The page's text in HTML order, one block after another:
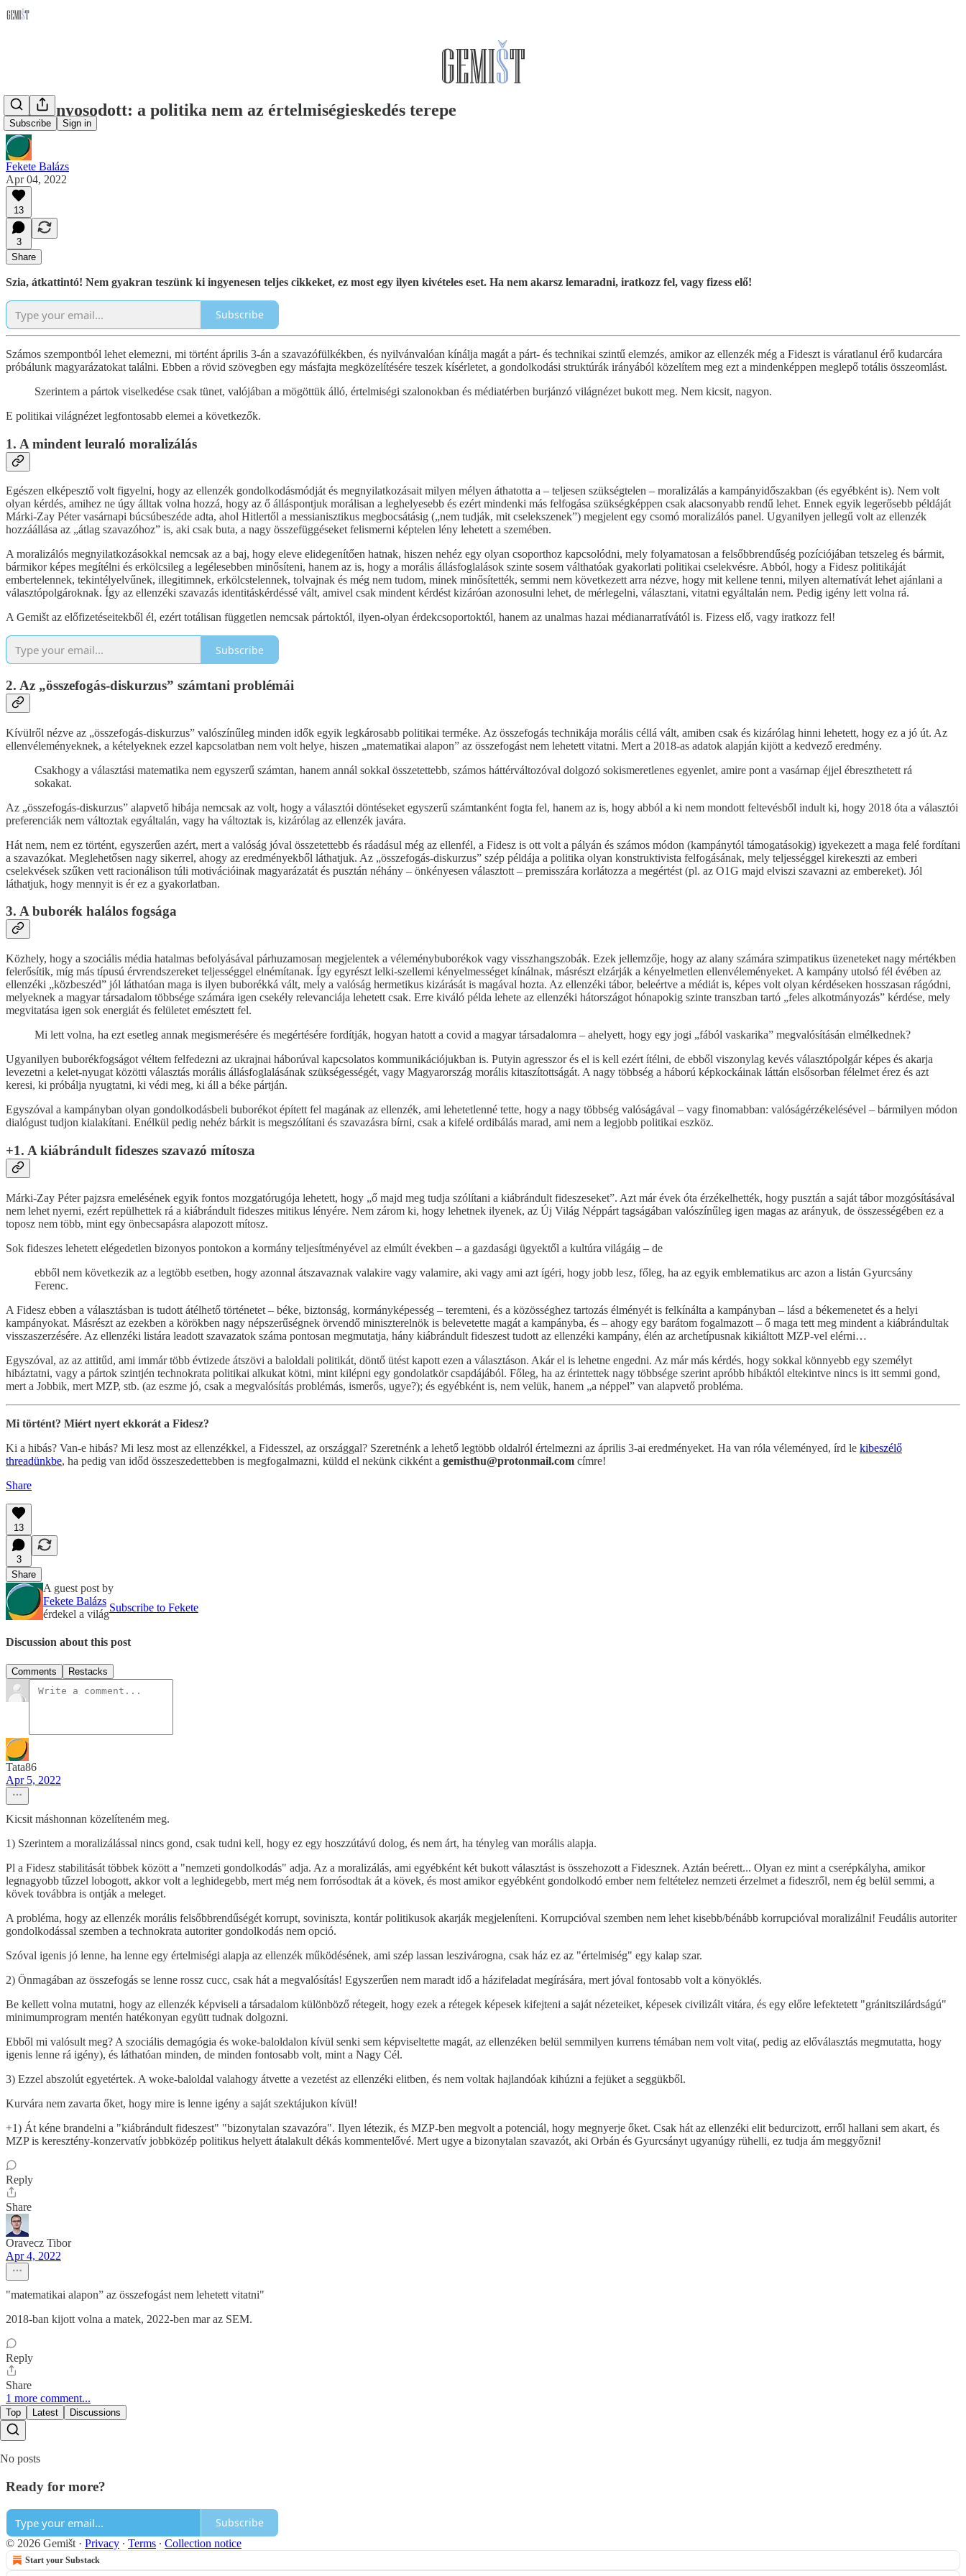
Subscribe Sign in
Bebizonyosodott: a politika nem az értelmiségieskedés terepe
Fekete Balázs
Apr 04, 2022
13
3
Share
Szia, átkattintó! Nem gyakran teszünk ki ingyenesen teljes cikkeket, ez most egy ilyen kivételes eset. Ha nem akarsz lemaradni, iratkozz fel, vagy fizess elő!
Subscribe
Számos szempontból lehet elemezni, mi történt április 3-án a szavazófülkékben, és nyilvánvalóan kínálja magát a párt- és technikai szintű elemzés, amikor az ellenzék még a Fideszt is váratlanul érő kudarcára
próbálunk magyarázatokat találni. Ebben a rövid szövegben egy másfajta megközelítésére teszek kísérletet, a gondolkodási struktúrák irányából közelítem meg ezt a mindenképpen meglepő totális összeomlást.
Szerintem a pártok viselkedése csak tünet, valójában a mögöttük álló, értelmiségi szalonokban és médiatérben burjánzó világnézet bukott meg. Nem kicsit, nagyon.
E politikai világnézet legfontosabb elemei a következők.
1. A mindent leuraló moralizálás
Egészen elképesztő volt figyelni, hogy az ellenzék gondolkodásmódját és megnyilatkozásait milyen mélyen áthatotta a – teljesen szükségtelen – moralizálás a kampányidőszakban (és egyébként is). Nem volt
olyan kérdés, amihez ne úgy álltak volna hozzá, hogy az ő álláspontjuk morálisan a leghelyesebb és ezért mindenki más felfogása szükségképpen csak alacsonyabb rendű lehet. Ennek egyik legerősebb példáját
Márki-Zay Péter vasárnapi búcsúbeszéde adta, ahol Hitlertől a messianisztikus megbocsátásig („nem tudják, mit cselekszenek”) megjelent egy csomó moralizálós panel. Ugyanilyen jellegű volt az ellenzék
hozzáállása az „átlag szavazóhoz” is, aki csak buta, a nagy összefüggéseket felismerni képtelen lény lehetett a szemében.
A moralizálós megnyilatkozásokkal nemcsak az a baj, hogy eleve elidegenítően hatnak, hiszen nehéz egy olyan csoporthoz kapcsolódni, mely folyamatosan a felsőbbrendűség pozíciójában tetszeleg és bármit,
bármikor képes megítélni és erkölcsileg a legélesebben minősíteni, hanem az is, hogy a morális állásfoglalások szinte sosem válthatóak gyakorlati politikai cselekvésre. Abból, hogy a Fidesz politikáját
embertelennek, tekintélyelvűnek, illegitimnek, erkölcstelennek, tolvajnak és még nem tudom, minek minősítették, semmi nem következett arra nézve, hogy mit kellene tenni, milyen alternatívát lehet ajánlani a
választópolgároknak. Így az ellenzéki szavazás identitáskérdéssé vált, amivel csak mindent kérdést kizáróan azonosulni lehet, de mérlegelni, választani, vitatni egyáltalán nem. Pedig igény lett volna rá.
A Gemišt az előfizetéseitekből él, ezért totálisan független nemcsak pártoktól, ilyen-olyan érdekcsoportoktól, hanem az unalmas hazai médianarratívától is. Fizess elő, vagy iratkozz fel!
Subscribe
2. Az „összefogás-diskurzus” számtani problémái
Kívülről nézve az „összefogás-diskurzus” valószínűleg minden idők egyik legkárosabb politikai terméke. Az összefogás technikája morális céllá vált, amiben csak és kizárólag hinni lehetett, hogy ez a jó út. Az
ellenvéleményeknek, a kételyeknek ezzel kapcsolatban nem volt helye, hiszen „matematikai alapon” az összefogást nem lehetett vitatni. Mert a 2018-as adatok alapján kijött a kedvező eredmény.
Csakhogy a választási matematika nem egyszerű számtan, hanem annál sokkal összetettebb, számos háttérváltozóval dolgozó sokismeretlenes egyenlet, amire pont a vasárnap éjjel ébreszthetett rá
sokakat.
Az „összefogás-diskurzus” alapvető hibája nemcsak az volt, hogy a választói döntéseket egyszerű számtanként fogta fel, hanem az is, hogy abból a ki nem mondott feltevésből indult ki, hogy 2018 óta a választói
preferenciák nem változtak egyáltalán, vagy ha változtak is, kizárólag az ellenzék javára.
Hát nem, nem ez történt, egyszerűen azért, mert a valóság jóval összetettebb és ráadásul még az ellenfél, a Fidesz is ott volt a pályán és számos módon (kampánytól támogatásokig) igyekezett a maga felé fordítani
a szavazókat. Meglehetősen nagy sikerrel, ahogy az eredményekből láthatjuk. Az „összefogás-diskurzus” szép példája a politika olyan konstruktivista felfogásának, mely teljességgel kirekeszti az emberi
cselekvések szűken vett racionálison túli motivációinak magyarázatát és pusztán néhány – önkényesen választott – premisszára korlátozza a megértést (pl. az O1G majd elviszi szavazni az embereket). Jól
láthatjuk, hogy mennyit is ér ez a gyakorlatban.
3. A buborék halálos fogsága
Közhely, hogy a szociális média hatalmas befolyásával párhuzamosan megjelentek a véleménybuborékok vagy visszhangszobák. Ezek jellemzője, hogy az alany számára szimpatikus üzeneteket nagy mértékben
felerősítik, míg más típusú érvrendszereket teljességgel elnémítanak. Így egyrészt lelki-szellemi kényelmességet kínálnak, másrészt elzárják a kényelmetlen ellenvéleményeket. A kampány utolsó fél évében az
ellenzéki „közbeszéd” jól láthatóan maga is ilyen buborékká vált, mely a valóság hermetikus kizárását is magával hozta. Az ellenzéki tábor, beleértve a médiát is, képes volt olyan kérdéseken hosszasan rágódni,
melyeknek a magyar társadalom többsége számára igen csekély relevanciája lehetett csak. Erre kiváló példa lehete az ellenzéki hátországot hónapokig szinte transzban tartó „feles alkotmányozás” kérdése, mely
megvitatása igen sok energiát és felületet emésztett fel.
Mi lett volna, ha ezt esetleg annak megismerésére és megértésére fordítják, hogyan hatott a covid a magyar társadalomra – ahelyett, hogy egy jogi „fából vaskarika” megvalósításán elmélkednek?
Ugyanilyen buborékfogságot véltem felfedezni az ukrajnai háborúval kapcsolatos kommunikációjukban is. Putyin agresszor és el is kell ezért ítélni, de ebből viszonylag kevés választópolgár képes és akarja
levezetni a kelet-nyugat közötti választás morális állásfoglalásának szükségességét, vagy Magyarország morális kitaszítottságát. A nagy többség a háború képkockáinak láttán elsősorban félelmet érez és azt
keresi, ki próbálja nyugtatni, ki védi meg, ki áll a béke pártján.
Egyszóval a kampányban olyan gondolkodásbeli buborékot épített fel magának az ellenzék, ami lehetetlenné tette, hogy a nagy többség valóságával – vagy finomabban: valóságérzékelésével – bármilyen módon
dialógust tudjon kialakítani. Enélkül pedig nehéz bárkit is megszólítani és szavazásra bírni, csak a kifelé ordibálás marad, ami nem a legjobb politikai eszköz.
+1. A kiábrándult fideszes szavazó mítosza
Márki-Zay Péter pajzsra emelésének egyik fontos mozgatórugója lehetett, hogy „ő majd meg tudja szólítani a kiábrándult fideszeseket”. Azt már évek óta érzékelhették, hogy pusztán a saját tábor mozgósításával
nem lehet nyerni, ezért repülhettek rá a kiábrándult fideszes mitikus lényére. Nem zárom ki, hogy lehetnek ilyenek, az Új Világ Néppárt tagságában valószínűleg igen magas az arányuk, de összességében ez a
toposz nem több, mint egy önbecsapásra alapozott mítosz.
Sok fideszes lehetett elégedetlen bizonyos pontokon a kormány teljesítményével az elmúlt években – a gazdasági ügyektől a kultúra világáig – de
ebből nem következik az a legtöbb esetben, hogy azonnal átszavaznak valakire vagy valamire, aki vagy ami azt ígéri, hogy jobb lesz, főleg, ha az egyik emblematikus arc azon a listán Gyurcsány
Ferenc.
A Fidesz ebben a választásban is tudott átélhető történetet – béke, biztonság, kormányképesség – teremteni, és a közösséghez tartozás élményét is felkínálta a kampányban – lásd a békemenetet és a helyi
kampányokat. Másrészt az ezekben a körökben nagy népszerűségnek örvendő miniszterelnök is belevetette magát a kampányba, és – ahogy egy barátom fogalmazott – ő maga tett meg mindent a kiábrándultak
visszaszerzésére. Az ellenzéki listára leadott szavazatok száma pontosan megmutatja, hány kiábrándult fideszest tudott az ellenzéki kampány, élén az archetípusnak kikiáltott MZP-vel elérni…
Egyszóval, az az attitűd, ami immár több évtizede átszövi a baloldali politikát, döntő ütést kapott ezen a választáson. Akár el is lehetne engedni. Az már más kérdés, hogy sokkal könnyebb egy személyt
hibáztatni, vagy a pártok szintjén technokrata politikai alkukat kötni, mint kilépni egy gondolatkör csapdájából. Főleg, ha az érintettek nagy többsége szerint apróbb hibáktól eltekintve nincs is itt semmi gond,
mert a Jobbik, mert MZP, stb. (az eszme jó, csak a megvalósítás problémás, ismerős, ugye?); és egyébként is, nem velük, hanem „a néppel” van alapvető probléma.
Mi történt? Miért nyert ekkorát a Fidesz?
Ki a hibás? Van-e hibás? Mi lesz most az ellenzékkel, a Fidesszel, az országgal? Szeretnénk a lehető legtöbb oldalról értelmezni az április 3-ai eredményeket. Ha van róla véleményed, írd le kibeszélő
threadünkbe, ha pedig van időd összeszedettebben is megfogalmazni, küldd el nekünk cikként a gemisthu@protonmail.com címre!
Share
13
3
Share
A guest post by
Fekete Balázs
érdekel a világ
Subscribe to Fekete
Discussion about this post
Comments Restacks
Tata86
Apr 5, 2022
Kicsit máshonnan közelíteném meg.
1) Szerintem a moralizálással nincs gond, csak tudni kell, hogy ez egy hoszzútávú dolog, és nem árt, ha tényleg van morális alapja.
Pl a Fidesz stabilitását többek között a "nemzeti gondolkodás" adja. Az a moralizálás, ami egyébként két bukott választást is összehozott a Fidesznek. Aztán beérett... Olyan ez mint a cserépkályha, amikor
legnagyobb tűzzel lobogott, akkor volt a leghidegebb, mert még nem forrósodtak át a kövek, és most amikor egyébként gondolkodó ember nem feltételez nemzeti érzelmet a fideszről, nem ég belül semmi, a
kövek továbbra is ontják a meleget.
A probléma, hogy az ellenzék morális felsőbbrendűségét korrupt, soviniszta, kontár politikusok akarják megjeleníteni. Korrupcióval szemben nem lehet kisebb/bénább korrupcióval moralizálni! Feudális autoriter
gondolkodással szemben a technokrata autoriter gondolkodás nem opció.
Szóval igenis jó lenne, ha lenne egy értelmiségi alapja az ellenzék működésének, ami szép lassan leszivárogna, csak ház ez az "értelmiség" egy kalap szar.
2) Önmagában az összefogás se lenne rossz cucc, csak hát a megvalósítás! Egyszerűen nem maradt idő a házifeladat megírására, mert jóval fontosabb volt a könyöklés.
Be kellett volna mutatni, hogy az ellenzék képviseli a társadalom különböző rétegeit, hogy ezek a rétegek képesek kifejteni a saját nézeteiket, képesek civilizált vitára, és egy előre lefektetett "gránitszilárdságú"
minimumprogram mentén hatékonyan együtt tudnak dolgozni.
Ebből mi valósult meg? A szociális demagógia és woke-baloldalon kívül senki sem képviseltette magát, az ellenzéken belül semmilyen kurrens témában nem volt vita(, pedig az előválasztás megmutatta, hogy
igenis lenne rá igény), és láthatóan minden, de minden fontosabb volt, mint a Nagy Cél.
3) Ezzel abszolút egyetértek. A woke-baloldal valahogy átvette a vezetést az ellenzéki elitben, és nem voltak hajlandóak kihúzni a fejüket a seggükből.
Kurvára nem zavarta őket, hogy mire is lenne igény a saját szektájukon kívül!
+1) Át kéne brandelni a "kiábrándult fideszest" "bizonytalan szavazóra". Ilyen létezik, és MZP-ben megvolt a potenciál, hogy megnyerje őket. Csak hát az ellenzéki elit bedurcizott, erről hallani sem akart, és
MZP is keresztény-konzervatív jobbközép politikus helyett átalakult dékás kommentelővé. Mert ugye a bizonytalan szavazót, aki Orbán és Gyurcsányt ugyanúgy rühelli, ez tudja ám meggyőzni!
Reply
Share
Oravecz Tibor
Apr 4, 2022
"matematikai alapon” az összefogást nem lehetett vitatni"
2018-ban kijott volna a matek, 2022-ben mar az SEM.
Reply
Share
1 more comment...
Top Latest Discussions
No posts
Ready for more?
Subscribe
© 2026 Gemišt · Privacy ∙ Terms ∙ Collection notice
Start your Substack